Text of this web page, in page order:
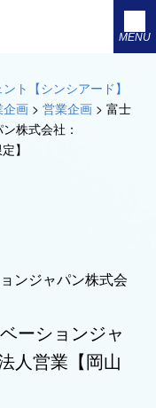
MENU
ト【シンシアード】
企画 > 営業企画 > 富士
株式会社：
】
ンジャパン株式会
ーションジャ
人営業【岡山